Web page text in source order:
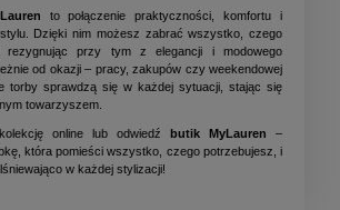
to połączenie praktyczności, komfortu i
Dzięki nim możesz zabrać wszystko, czego
rezygnując przy tym z elegancji i modowego
od okazji – pracy, zakupów czy weekendowej
torby sprawdzą się w każdej sytuacji, stając się
towarzyszem.
online lub odwiedź butik MyLauren –
która pomieści wszystko, czego potrzebujesz, i
w każdej stylizacji!